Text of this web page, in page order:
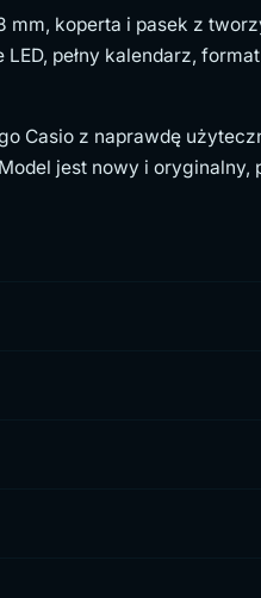
mm, koperta i pasek z
pełny kalendarz,
Casio z naprawdę
jest nowy i